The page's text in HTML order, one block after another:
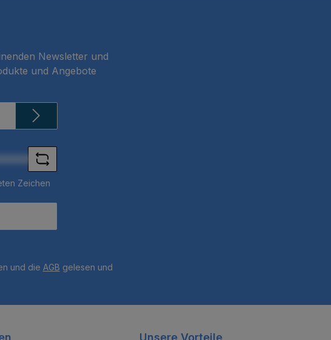
Newsletter und
und Angebote
Zeichen
und die AGB gelesen und
Unsere Vorteile